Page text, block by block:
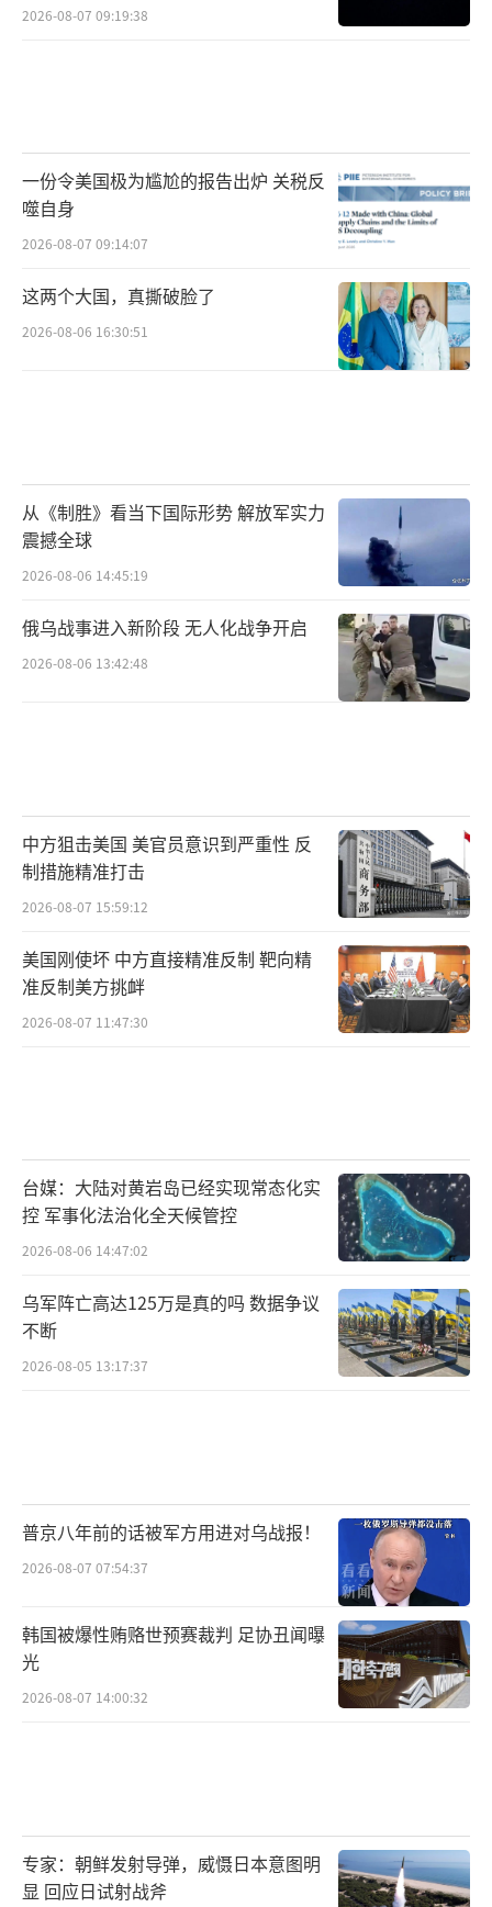
2026-08-07 09:19:38
一份令美国极为尴尬的报告出炉 关税反
噬自身
2026-08-07 09:14:07
这两个大国，真撕破脸了
2026-08-06 16:30:51
从《制胜》看当下国际形势 解放军实力
震撼全球
2026-08-06 14:45:19
俄乌战事进入新阶段 无人化战争开启
2026-08-06 13:42:48
中方狙击美国 美官员意识到严重性 反
制措施精准打击
2026-08-07 15:59:12
美国刚使坏 中方直接精准反制 靶向精
准反制美方挑衅
2026-08-07 11:47:30
台媒：大陆对黄岩岛已经实现常态化实
控 军事化法治化全天候管控
2026-08-06 14:47:02
乌军阵亡高达125万是真的吗 数据争议
不断
2026-08-05 13:17:37
普京八年前的话被军方用进对乌战报！
2026-08-07 07:54:37
韩国被爆性贿赂世预赛裁判 足协丑闻曝
光
2026-08-07 14:00:32
专家：朝鲜发射导弹，威慑日本意图明
显 回应日试射战斧